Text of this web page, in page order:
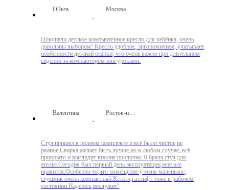
ОЛьга Москва
Покупали детское компьютерное кресло для ребёнка, очень
довольны выбором! Кресло удобное, эргономичное, учитывает
особенности детской осанки, что очень важно при длительном
сидении за компьютером или уроками.
Валентина Ростов-на-Дону
Стул пришел в полном комплекте и всё было чистое,не
рваное.Сварка желает быть лучше,но в любом случае, всё
прикрыто и выглядит вполне прилично.Я брала стул для
ателье.Сегодня был первый день эксплуатации,мне все
нравится.Особенно то,что помещение у меня маленькое,
стульчик очень компактный.Кстати,газлифт тоже в рабочем
состоянии.Надеюсь,послужит!